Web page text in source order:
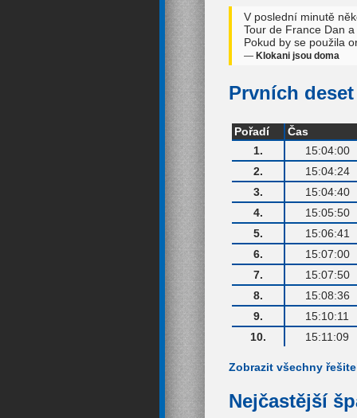
V poslední minutě
Tour de France Dan
Pokud by se použila
— Klokani jsou doma
Prvních
Pořadí
Čas
1.
15:04:00
2.
15:04:24
3.
15:04:40
4.
15:05:50
5.
15:06:41
6.
15:07:00
7.
15:07:50
8.
15:08:36
9.
15:10:11
10.
15:11:09
Zobrazit všechny
Nejčastější